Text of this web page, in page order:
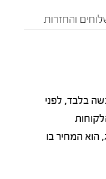
והחזרות
בלבד, לפני
המחיר בו